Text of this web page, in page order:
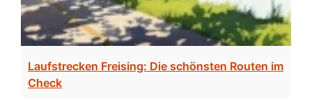
Laufstrecken Freising: Die schönsten Routen im
Check